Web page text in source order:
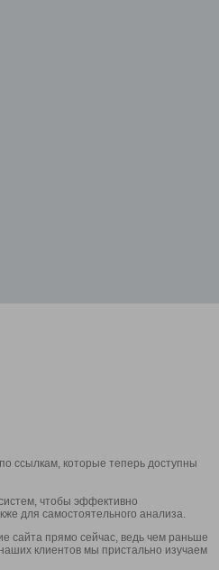
ссылкам, которые теперь доступны
чтобы эффективно
для самостоятельного анализа.
сайта прямо сейчас, ведь чем раньше
клиентов мы пристально изучаем